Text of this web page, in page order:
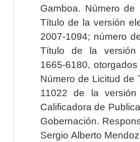
Gamboa. Número
Título de la versión
2007-1094; número
Título de la versión
1665-6180,
Número de Licitud de
11022 de la
Calificadora de
Gobernación.
Sergio Alberto